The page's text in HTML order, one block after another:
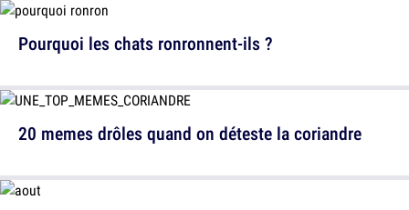
Pourquoi les chats ronronnent-ils ?
20 memes drôles quand on déteste la coriandre